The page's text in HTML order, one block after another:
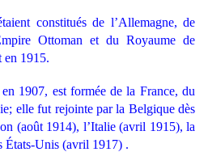
constitués de l’Allemagne, de
Ottoman et du Royaume de
en 1915.
1907, est formée de la France, du
elle fut rejointe par la Belgique dès
(août 1914), l’Italie (avril 1915), la
États-Unis (avril 1917) .